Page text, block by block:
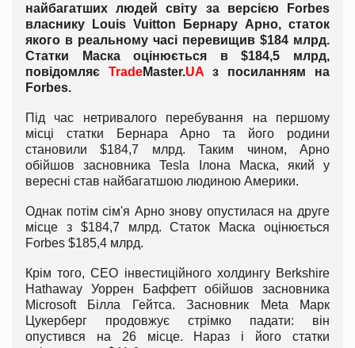
найбагатших людей світу за версією Forbes
власнику Louis Vuitton Бернару Арно, статок
якого в реальному часі перевищив $184 млрд.
Статки Маска оцінюється в $184,5 млрд,
повідомляє TradeMaster.UA з посиланням на
Forbes.
Під час нетривалого перебування на першому
місці статки Бернара Арно та його родини
становили $184,7 млрд. Таким чином, Арно
обійшов засновника Tesla Ілона Маска, який у
вересні став найбагатшою людиною Америки.
Однак потім сім'я Арно знову опустилася на друге
місце з $184,7 млрд. Статок Маска оцінюється
Forbes $185,4 млрд.
Крім того, CEO інвестиційного холдингу Berkshire
Hathaway Уоррен Баффетт обійшов засновника
Microsoft Білла Гейтса. Засновник Meta Марк
Цукерберг продовжує стрімко падати: він
опустився на 26 місце. Нараз і його статки